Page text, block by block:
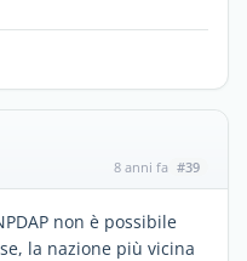
8 anni fa #39
non è possibile
la nazione più vicina